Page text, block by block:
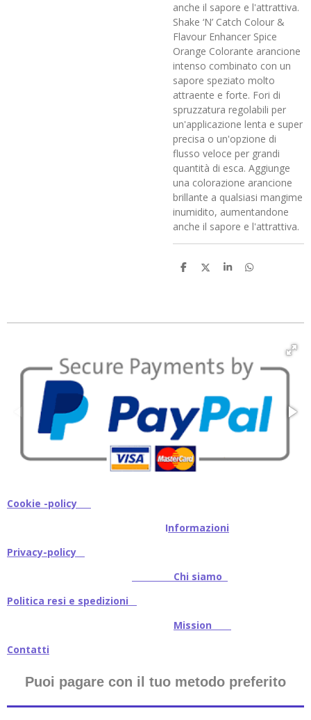
anche il sapore e l'attrattiva.
Shake ‘N’ Catch Colour &
Flavour Enhancer Spice
Orange Colorante arancione
intenso combinato con un
sapore speziato molto
attraente e forte. Fori di
spruzzatura regolabili per
un'applicazione lenta e super
precisa o un'opzione di
flusso veloce per grandi
quantità di esca. Aggiunge
una colorazione arancione
brillante a qualsiasi mangime
inumidito, aumentandone
anche il sapore e l'attrattiva.
C
v
C
v
C
v
C
v
Cookie -policy
Informazioni
Privacy-policy
Chi siamo
Politica resi e spedizioni
Mission
Contatti
Puoi pagare con il tuo metodo preferito